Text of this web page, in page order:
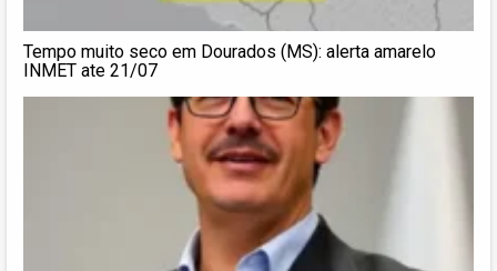
Tempo muito seco em Dourados (MS): alerta amarelo
INMET ate 21/07